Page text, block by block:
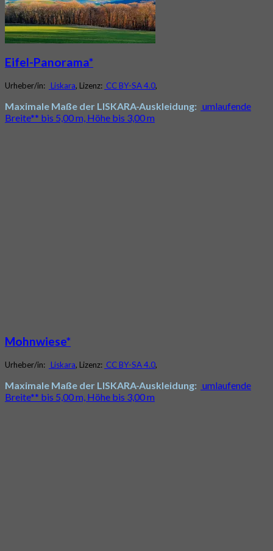
Eifel-Panorama*
Urheber/in: Liskara, Lizenz: CC BY-SA 4.0,
Maximale Maße der LISKARA-Auskleidung: umlaufende
Breite** bis 5,00 m, Höhe bis 3,00 m
Mohnwiese*
Urheber/in: Liskara, Lizenz: CC BY-SA 4.0,
Maximale Maße der LISKARA-Auskleidung: umlaufende
Breite** bis 5,00 m, Höhe bis 3,00 m